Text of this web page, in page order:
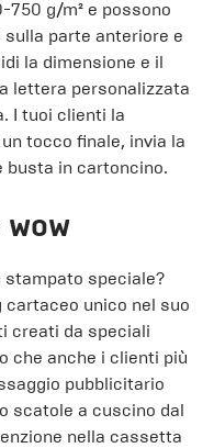
750 g/m² e possono
parte anteriore e
la dimensione e il
lettera personalizzata
I tuoi clienti la
tocco finale, invia la
busta in cartoncino.
speciale?
unico nel suo
creati da speciali
che anche i clienti più
pubblicitario
scatole a cuscino dal
nella cassetta